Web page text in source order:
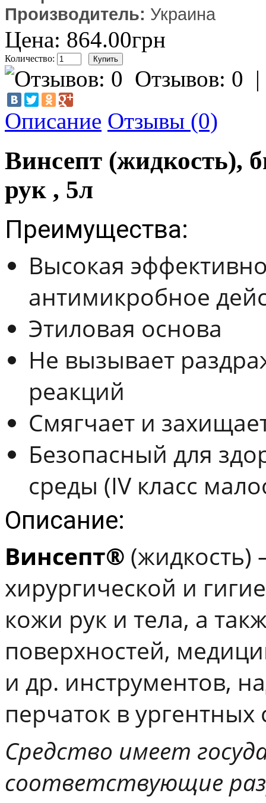
Производитель: Украина
Цена: 864.00грн
Количество:
Отзывов: 0
Описание Отзывы (0)
Винсепт (жидкость),
рук , 5л
Преимущества:
Высокая
антимикробное
Этиловая основа
Не вызывает
реакций
Смягчает и
Безопасный для
среды (IV класс
Описание:
Винсепт® (жидкость)
хирургической и
кожи рук и тела, а
поверхностей,
и др. инструментов,
перчаток в ургентных
Средство имеет
соответствующие